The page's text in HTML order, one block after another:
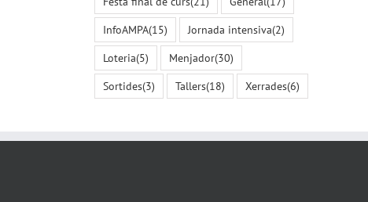
InfoAMPA(15) Jornada intensiva(2)
Loteria(5) Menjador(30)
Sortides(3) Tallers(18) Xerrades(6)